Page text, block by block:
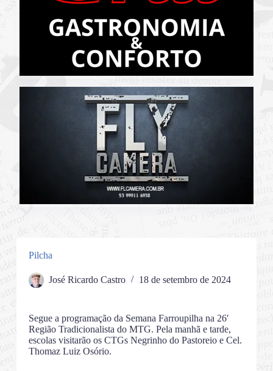
Pilcha
José Ricardo Castro 18 de setembro de 2024
Segue a programação da Semana Farroupilha na 26′
Região Tradicionalista do MTG. Pela manhã e tarde,
escolas visitarão os CTGs Negrinho do Pastoreio e Cel.
Thomaz Luiz Osório.